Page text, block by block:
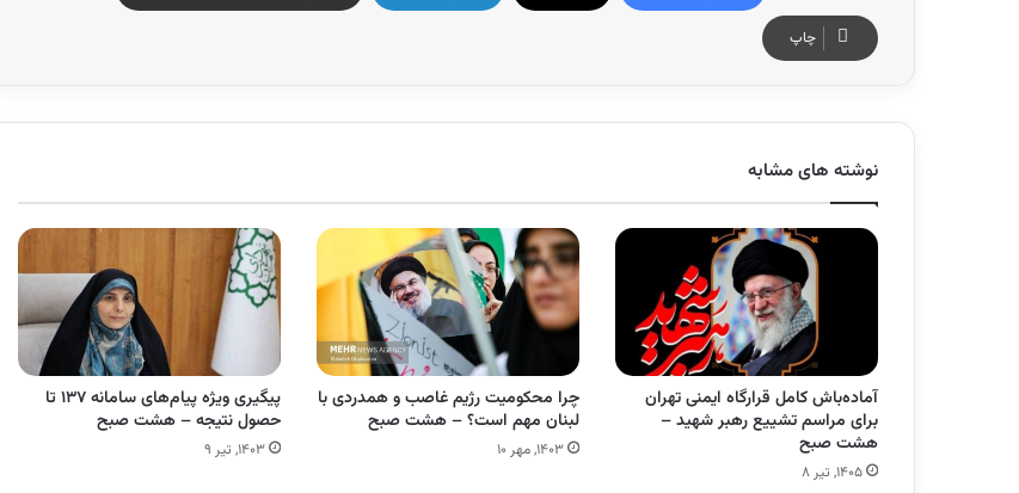
چاپ
نوشته های مشابه
آماده‌باش کامل قرارگاه ایمنی تهران
برای مراسم تشییع رهبر شهید –
هشت صبح
۱۴۰۵, تیر ۸
چرا محکومیت رژیم غاصب و همدردی با
لبنان مهم است؟ – هشت صبح
۱۴۰۳, مهر ۱۰
پیگیری ویژه پیام‌های سامانه ۱۳۷ تا
حصول نتیجه – هشت صبح
۱۴۰۳, تیر ۹